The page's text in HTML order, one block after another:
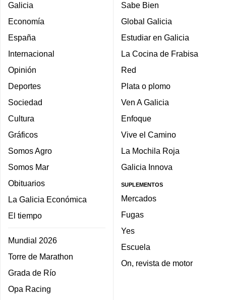
Galicia
Economía
España
Internacional
Opinión
Deportes
Sociedad
Cultura
Gráficos
Somos Agro
Somos Mar
Obituarios
La Galicia Económica
El tiempo
Mundial 2026
Torre de Marathon
Grada de Río
Opa Racing
Sabe Bien
Global Galicia
Estudiar en Galicia
La Cocina de Frabisa
Red
Plata o plomo
Ven A Galicia
Enfoque
Vive el Camino
La Mochila Roja
Galicia Innova
SUPLEMENTOS
Mercados
Fugas
Yes
Escuela
On, revista de motor